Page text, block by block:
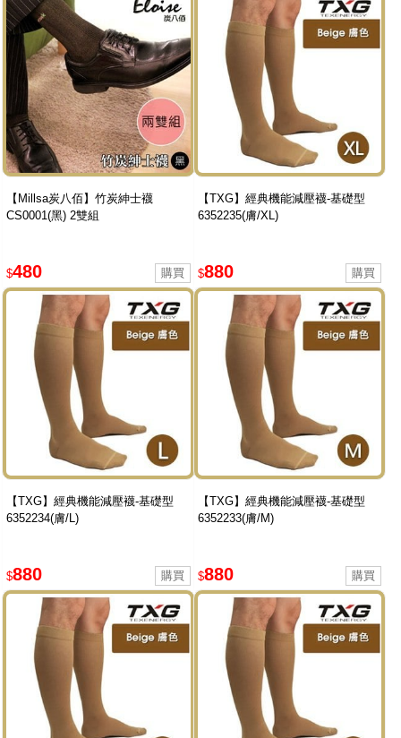
【Millsa炭八佰】竹炭紳士襪
CS0001(黑) 2雙組
$480
【TXG】經典機能減壓襪-基礎型
6352235(膚/XL)
$880
【TXG】經典機能減壓襪-基礎型
6352234(膚/L)
$880
【TXG】經典機能減壓襪-基礎型
6352233(膚/M)
$880